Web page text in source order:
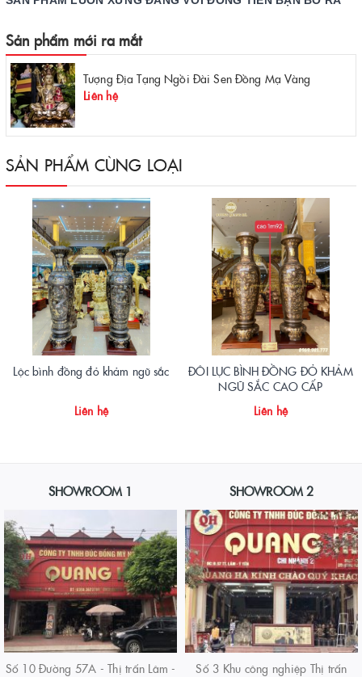
Sản phẩm mới ra mắt
Tượng Địa Tạng Ngồi Đài Sen Đồng Mạ Vàng
Liên hệ
SẢN PHẨM CÙNG LOẠI
Lộc bình đồng đỏ khảm ngũ sắc
Liên hệ
ĐÔI LỤC BÌNH ĐỒNG ĐỎ KHẢM
NGŨ SẮC CAO CẤP
Liên hệ
SHOWROOM 1
Số 10 Đường 57A - Thị trấn Lâm -
SHOWROOM 2
Số 3 Khu công nghiệp Thị trấn